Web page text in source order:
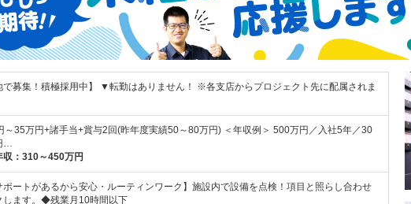
で募集！積極採用中】 ▼転勤はありません！ ※各支店からプロジェクト先に配属されま
～35万円+諸手当+賞与2回(昨年度実績50～80万円) ＜年収例＞ 500万円／入社5年／30
…
： 310～450万円
ポートがあるから安心・ルーティンワーク】施設内で設備を点検！項目と照らし合わせ
します。◆残業月10時間以下